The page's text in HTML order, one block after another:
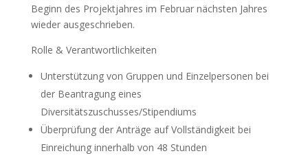
Beginn des Projektjahres im Februar nächsten Jahres
wieder ausgeschrieben.
Rolle & Verantwortlichkeiten
Unterstützung von Gruppen und Einzelpersonen bei
der Beantragung eines
Diversitätszuschusses/Stipendiums
Überprüfung der Anträge auf Vollständigkeit bei
Einreichung innerhalb von 48 Stunden